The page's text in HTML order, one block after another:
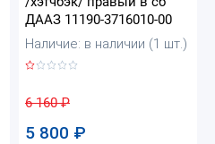
ДААЗ 11190-3716010-00
Наличие: в наличии (1 шт.)
6 160₽
5 800 ₽